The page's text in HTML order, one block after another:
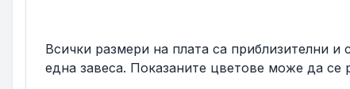
Всички размери на плата са приблизителни и
една завеса. Показаните цветове може да се